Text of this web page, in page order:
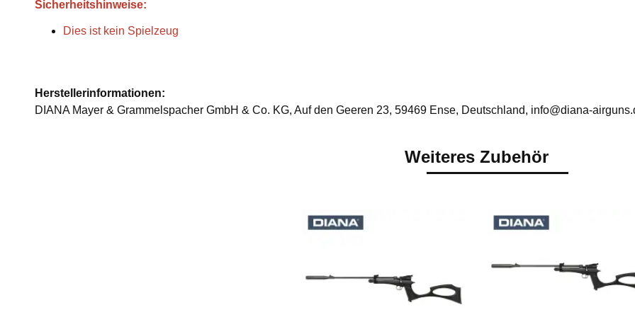
Sicherheitshinweise:
Dies ist kein Spielzeug
Herstellerinformationen:
DIANA Mayer & Grammelspacher GmbH & Co. KG, Auf den Geeren 23, 59469 Ense, Deutschland, info@diana-
Weiteres Zubehör